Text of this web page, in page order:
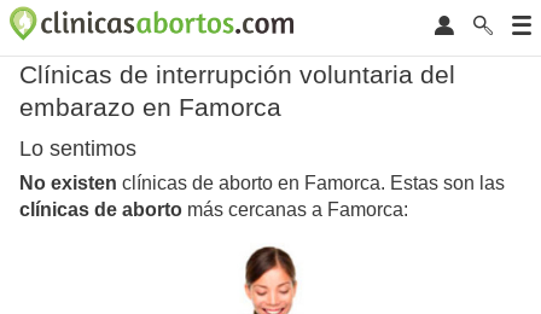
Clínicas de interrupción voluntaria del
embarazo en Famorca
Lo sentimos
No existen clínicas de aborto en Famorca. Estas son las
clínicas de aborto más cercanas a Famorca: